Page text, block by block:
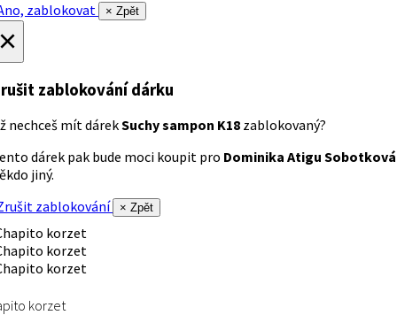
zablokovat
× Zpět
zablokování dárku
nechceš mít dárekSuchy sampon K18 zablokovaný?
dárek pak bude moci koupit pro Dominika Atigu Sobotková
jiný.
zablokování
× Zpět
korzet